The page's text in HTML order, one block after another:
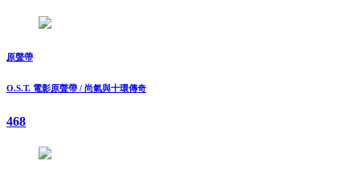
原聲帶
O.S.T. 電影原聲帶 / 尚氣與十環傳奇
468